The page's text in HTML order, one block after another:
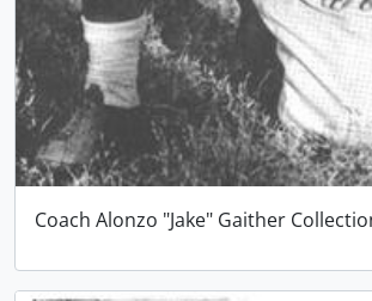
Coach Alonzo "Jake" Gaither